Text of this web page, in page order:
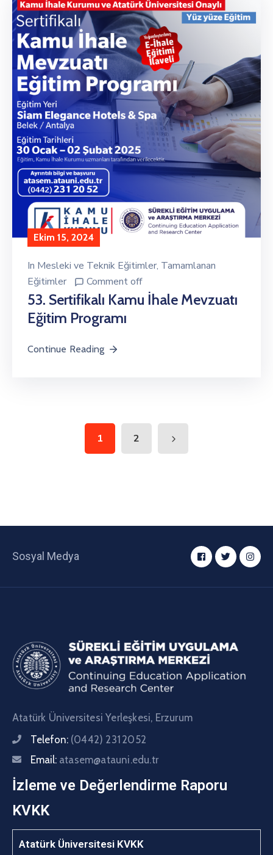
Ekim 15, 2024
In Mesleki ve Teknik Eğitimler‚ Tamamlanan
Eğitimler
Comment off
53. Sertifikalı Kamu İhale Mevzuatı
Eğitim Programı
Continue Reading
1 2
Sosyal Medya
Atatürk Üniversitesi Yerleşkesi, Erzurum
Telefon: (0442) 231 2052
Email: atasem@atauni.edu.tr
İzleme ve Değerlendirme Raporu
KVKK
Atatürk Üniversitesi KVKK